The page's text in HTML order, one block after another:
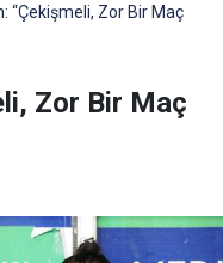
“Çekişmeli, Zor Bir Maç
Zor Bir Maç